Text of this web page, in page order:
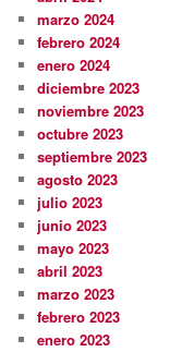
marzo 2024
febrero 2024
enero 2024
diciembre 2023
noviembre 2023
octubre 2023
septiembre 2023
agosto 2023
julio 2023
junio 2023
mayo 2023
abril 2023
marzo 2023
febrero 2023
enero 2023